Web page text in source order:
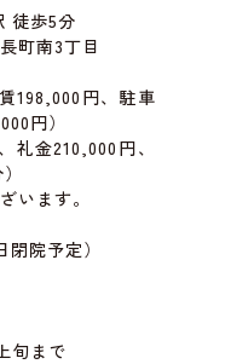
徒歩5分
町南3丁目
198,000円、駐車
円）
礼金210,000円、
います。
院予定）
旬まで